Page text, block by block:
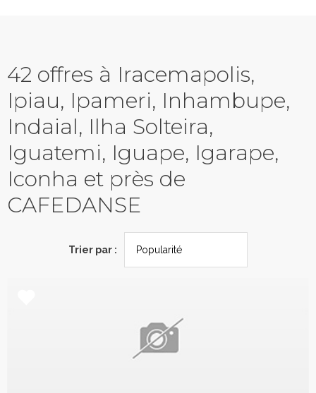
42 offres à Iracemapolis,
Ipiau, Ipameri, Inhambupe,
Indaial, Ilha Solteira,
Iguatemi, Iguape, Igarape,
Iconha et près de
CAFEDANSE
Trier par :